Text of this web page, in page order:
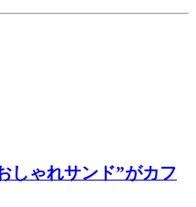
しゃれサンド”がカフ